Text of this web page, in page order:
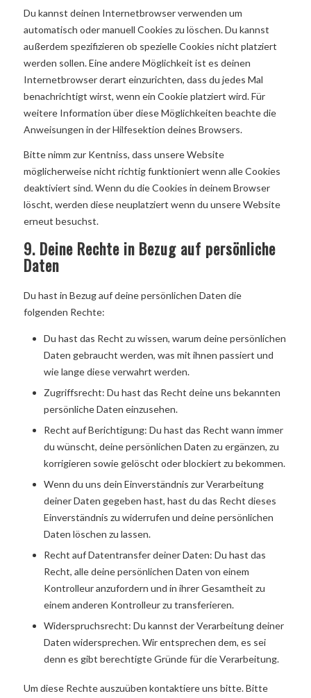
Du kannst deinen Internetbrowser verwenden um
automatisch oder manuell Cookies zu löschen. Du kannst
außerdem spezifizieren ob spezielle Cookies nicht platziert
werden sollen. Eine andere Möglichkeit ist es deinen
Internetbrowser derart einzurichten, dass du jedes Mal
benachrichtigt wirst, wenn ein Cookie platziert wird. Für
weitere Information über diese Möglichkeiten beachte die
Anweisungen in der Hilfesektion deines Browsers.
Bitte nimm zur Kentniss, dass unsere Website
möglicherweise nicht richtig funktioniert wenn alle Cookies
deaktiviert sind. Wenn du die Cookies in deinem Browser
löscht, werden diese neuplatziert wenn du unsere Website
erneut besuchst.
9. Deine Rechte in Bezug auf persönliche
Daten
Du hast in Bezug auf deine persönlichen Daten die
folgenden Rechte:
Du hast das Recht zu wissen, warum deine persönlichen
Daten gebraucht werden, was mit ihnen passiert und
wie lange diese verwahrt werden.
Zugriffsrecht: Du hast das Recht deine uns bekannten
persönliche Daten einzusehen.
Recht auf Berichtigung: Du hast das Recht wann immer
du wünscht, deine persönlichen Daten zu ergänzen, zu
korrigieren sowie gelöscht oder blockiert zu bekommen.
Wenn du uns dein Einverständnis zur Verarbeitung
deiner Daten gegeben hast, hast du das Recht dieses
Einverständnis zu widerrufen und deine persönlichen
Daten löschen zu lassen.
Recht auf Datentransfer deiner Daten: Du hast das
Recht, alle deine persönlichen Daten von einem
Kontrolleur anzufordern und in ihrer Gesamtheit zu
einem anderen Kontrolleur zu transferieren.
Widerspruchsrecht: Du kannst der Verarbeitung deiner
Daten widersprechen. Wir entsprechen dem, es sei
denn es gibt berechtigte Gründe für die Verarbeitung.
Um diese Rechte auszuüben kontaktiere uns bitte. Bitte